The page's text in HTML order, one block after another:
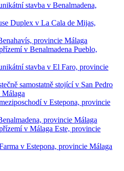
stavba v Benalmadena,
Duplex v La Cala de Mijas,
provincie Málaga
v Benalmadena Pueblo,
stavba v El Faro, provincie
samostatně stojící v San Pedro
v Estepona, provincie
provincie Málaga
v Málaga Este, provincie
v Estepona, provincie Málaga